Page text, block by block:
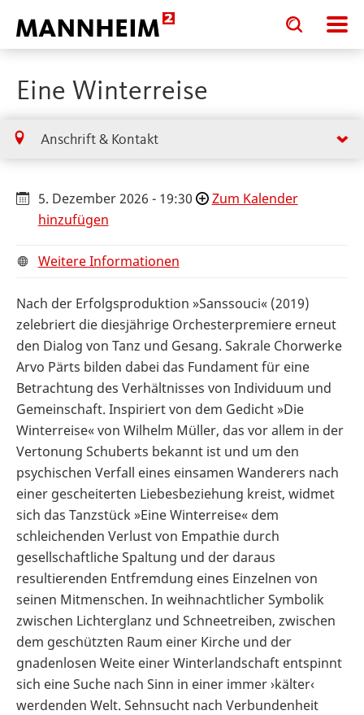
Toggle
search
input
Toggle
search
input
Eine Winterreise
Anschrift & Kontakt
5. Dezember 2026 - 19:30
Zum Kalender
hinzufügen
Weitere Informationen
Nach der Erfolgsproduktion »Sanssouci« (2019)
zelebriert die diesjährige Orchesterpremiere erneut
den Dialog von Tanz und Gesang. Sakrale Chorwerke
Arvo Pärts bilden dabei das Fundament für eine
Betrachtung des Verhältnisses von Individuum und
Gemeinschaft. Inspiriert von dem Gedicht »Die
Winterreise« von Wilhelm Müller, das vor allem in der
Vertonung Schuberts bekannt ist und um den
psychischen Verfall eines einsamen Wanderers nach
einer gescheiterten Liebesbeziehung kreist, widmet
sich das Tanzstück »Eine Winterreise« dem
schleichenden Verlust von Empathie durch
gesellschaftliche Spaltung und der daraus
resultierenden Entfremdung eines Einzelnen von
seinen Mitmenschen. In weihnachtlicher Symbolik
zwischen Lichterglanz und Schneetreiben, zwischen
dem geschützten Raum einer Kirche und der
gnadenlosen Weite einer Winterlandschaft entspinnt
sich eine Suche nach Sinn in einer immer ›kälter‹
werdenden Welt. Sehnsucht nach Verbundenheit